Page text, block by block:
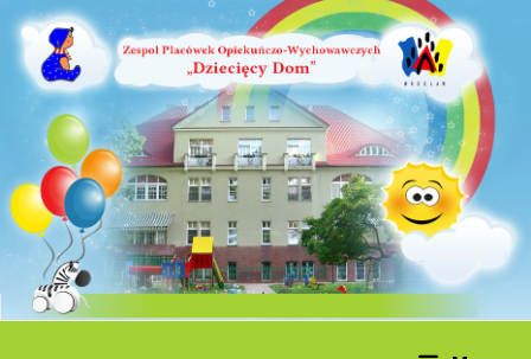
Koniec
treści